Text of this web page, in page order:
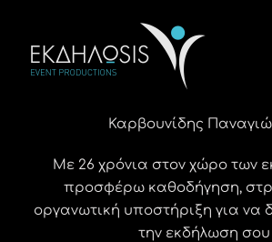
περιεχόμενο
Καρβουνίδης
Με 26 χρόνια στον χώρο των
προσφέρω καθοδήγηση,
οργανωτική υποστήριξη για να
την εκδήλωση σου